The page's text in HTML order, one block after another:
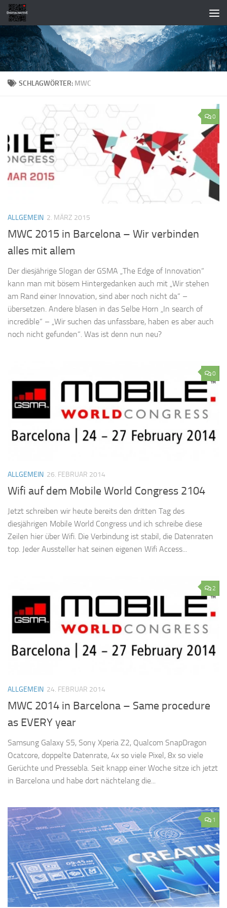
Zum Inhalt springen
SCHLAGWÖRTER: MWC
0
ALLGEMEIN 2. MÄRZ 2015
MWC 2015 in Barcelona – Wir verbinden
alles mit allem
Der diesjährige Slogan der GSMA „The Edge of Innovation“
kann man mit bösem Hintergedanken auch mit „Wir stehen
am Rand einer Innovation, sind aber noch nicht da“ –
übersetzen. Andere blasen in das Selbe Horn „In search of
incredible“ – „Wir suchen das unfassbare, haben es aber auch
noch nicht gefunden“. Was ist denn nun neu?
0
ALLGEMEIN 26. FEBRUAR 2014
Wifi auf dem Mobile World Congress 2104
Jetzt schreiben wir heute bereits den dritten Tag des
diesjährigen Mobile World Congress und ich schreibe diese
Zeilen hier über Wifi. Die Verbindung ist stabil, die Datenraten
top. Jeder Aussteller hat seinen eigenen Wifi Access...
2
ALLGEMEIN 24. FEBRUAR 2014
MWC 2014 in Barcelona – Same procedure
as EVERY year
Samsung Galaxy S5, Sony Xperia Z2, Qualcom SnapDragon
Ocatcore, doppelte Datenrate, 4x so viele Pixel, 8x so viele
Gerüchte und Pressebla. Seit knapp einer Woche sitze ich jetzt
in Barcelona und habe dort nächtelang die...
1